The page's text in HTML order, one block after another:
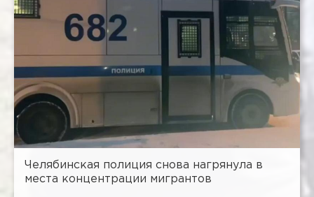
Челябинская полиция снова нагрянула в
места концентрации мигрантов